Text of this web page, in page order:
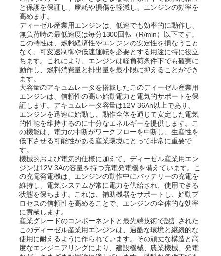
ホーム
製品
ビデオ
企業情報
会社案内
と保護を保証し、摩耗や損傷を軽減し、エンジンの効率を
高めます。
ディーゼル産業用エンジンは、低速でも効率的に動作し、
無負荷時の最低速度は毎分1300回転（R/min）以下です。
この特性は、燃料経済性やエンジンの安定性を損なうこと
なく、可変速制御や低速運転を必要とする用途に特に役立
ちます。これにより、エンジンは軽負荷条件下でも確実に
動作し、燃料消費量と排出量を最小限に抑えることができ
ます。
大容量のアキュムレータを搭載したこのディーゼル産業用
エンジンは、信頼性の高い始動電力と電気的サポートを保
証します。アキュムレータ容量は12V 36Ah以上であり、
エンジンを迅速に始動し、動作全体を通じて安定した電気
的性能を維持するのに十分なエネルギーを提供します。こ
の機能は、電力の中断がワークフローを中断し、生産性を
低下させる可能性がある産業環境にとって非常に重要で
す。
機械的および電気的仕様に加えて、ディーゼル産業用エン
ジンは12V 3Aの容量を持つ充電発電機を備えています。こ
の充電発電機は、エンジンの動作中にバッテリーの充電を
維持し、電気システムが常に電力を供給され、使用できる
状態を保ちます。これは、補助機器をサポートし、始動プ
ロセスの信頼性を高めることで、エンジンの全体的な効率
に貢献します。
産業グレードのコンポーネントと最先端技術で設計された
このディーゼル産業用エンジンは、過酷な環境と継続的な
使用に耐えるように作られています。その頑丈な構造と高
度なエンジニアリングにより、建設機械、農業機械、発電